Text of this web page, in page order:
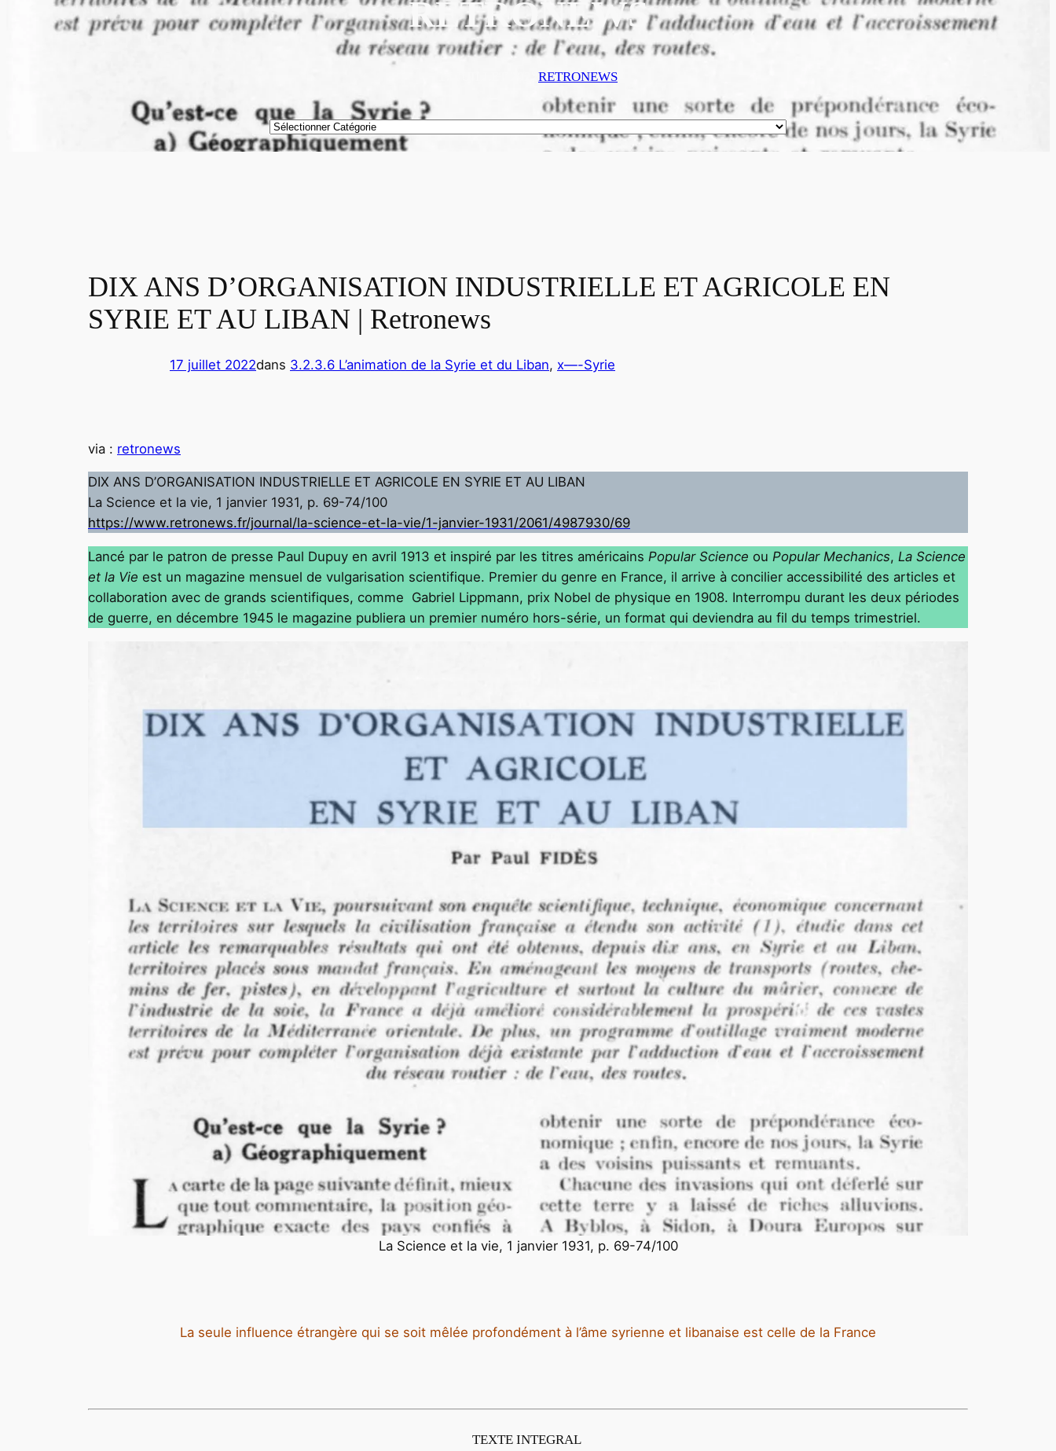
RETRONEWS
RETRONEWS
Catégories
DIX ANS D’ORGANISATION INDUSTRIELLE ET AGRICOLE EN
SYRIE ET AU LIBAN | Retronews
17 juillet 2022dans 3.2.3.6 L’animation de la Syrie et du Liban, x—-Syrie
via : retronews
DIX ANS D’ORGANISATION INDUSTRIELLE ET AGRICOLE EN SYRIE ET AU LIBAN
La Science et la vie, 1 janvier 1931, p. 69-74/100
https://www.retronews.fr/journal/la-science-et-la-vie/1-janvier-1931/2061/4987930/69
Lancé par le patron de presse Paul Dupuy en avril 1913 et inspiré par les titres américains Popular Science ou Popular Mechanics, La Science
et la Vie est un magazine mensuel de vulgarisation scientifique. Premier du genre en France, il arrive à concilier accessibilité des articles et
collaboration avec de grands scientifiques, comme Gabriel Lippmann, prix Nobel de physique en 1908. Interrompu durant les deux périodes
de guerre, en décembre 1945 le magazine publiera un premier numéro hors-série, un format qui deviendra au fil du temps trimestriel.
La Science et la vie, 1 janvier 1931, p. 69-74/100
La seule influence étrangère qui se soit mêlée profondément à l’âme syrienne et libanaise est celle de la France
TEXTE INTEGRAL